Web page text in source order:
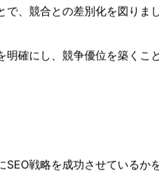
ではなく、独自の価値提案
的な半導体技術に関する
威を高めました。